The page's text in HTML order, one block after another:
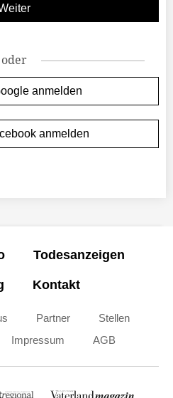
oder
anmelden
anmelden
Todesanzeigen
Kontakt
Partner
Stellen
Impressum AGB